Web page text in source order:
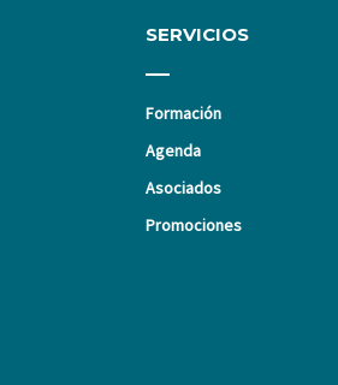
SERVICIOS
Formación
Agenda
Asociados
Promociones